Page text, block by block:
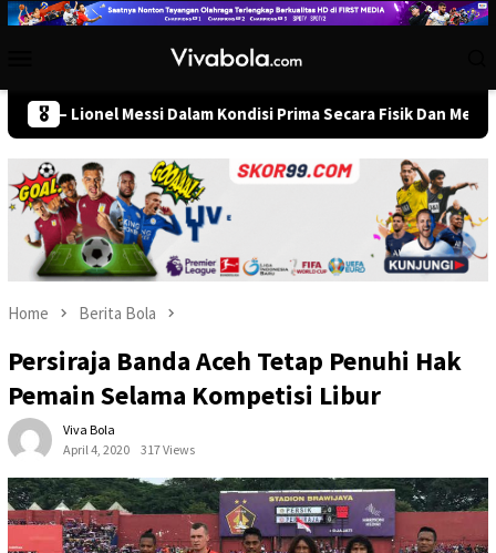
Skip
🎖️
Messi Dalam Kondisi Prima Secara Fisik Dan Mental Jelang
Home Berita Bola
Persiraja Banda Aceh Tetap Penuhi Hak
Pemain Selama Kompetisi Libur
Viva Bola
April 4, 2020
317 Views